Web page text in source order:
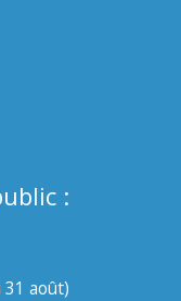
:
août)